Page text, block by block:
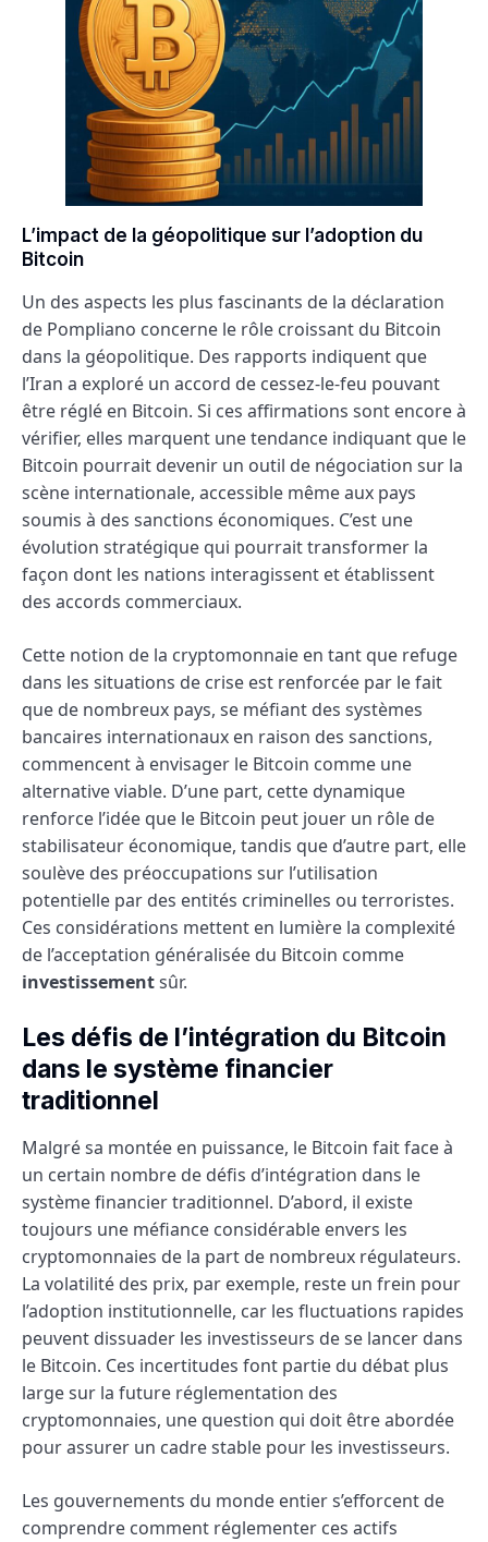
L’impact de la géopolitique sur l’adoption du
Bitcoin
Un des aspects les plus fascinants de la déclaration
de Pompliano concerne le rôle croissant du Bitcoin
dans la géopolitique. Des rapports indiquent que
l’Iran a exploré un accord de cessez-le-feu pouvant
être réglé en Bitcoin. Si ces affirmations sont encore à
vérifier, elles marquent une tendance indiquant que le
Bitcoin pourrait devenir un outil de négociation sur la
scène internationale, accessible même aux pays
soumis à des sanctions économiques. C’est une
évolution stratégique qui pourrait transformer la
façon dont les nations interagissent et établissent
des accords commerciaux.
Cette notion de la cryptomonnaie en tant que refuge
dans les situations de crise est renforcée par le fait
que de nombreux pays, se méfiant des systèmes
bancaires internationaux en raison des sanctions,
commencent à envisager le Bitcoin comme une
alternative viable. D’une part, cette dynamique
renforce l’idée que le Bitcoin peut jouer un rôle de
stabilisateur économique, tandis que d’autre part, elle
soulève des préoccupations sur l’utilisation
potentielle par des entités criminelles ou terroristes.
Ces considérations mettent en lumière la complexité
de l’acceptation généralisée du Bitcoin comme
investissementsûr.
Les défis de l’intégration du Bitcoin
dans le système financier
traditionnel
Malgré sa montée en puissance, le Bitcoin fait face à
un certain nombre de défis d’intégration dans le
système financier traditionnel. D’abord, il existe
toujours une méfiance considérable envers les
cryptomonnaies de la part de nombreux régulateurs.
La volatilité des prix, par exemple, reste un frein pour
l’adoption institutionnelle, car les fluctuations rapides
peuvent dissuader les investisseurs de se lancer dans
le Bitcoin. Ces incertitudes font partie du débat plus
large sur la future réglementation des
cryptomonnaies, une question qui doit être abordée
pour assurer un cadre stable pour les investisseurs.
Les gouvernements du monde entier s’efforcent de
comprendre comment réglementer ces actifs